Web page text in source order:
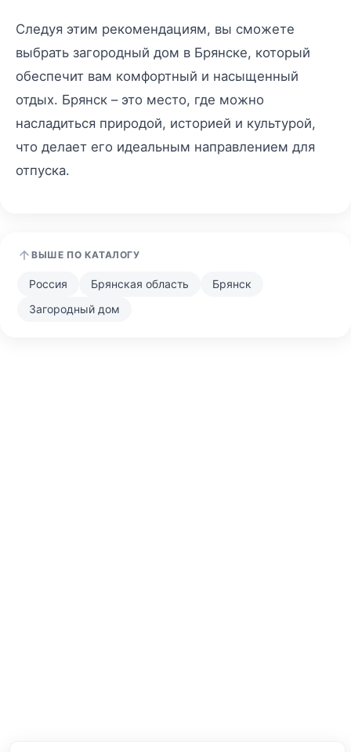
Следуя этим рекомендациям, вы сможете
выбрать загородный дом в Брянске, который
обеспечит вам комфортный и насыщенный
отдых. Брянск – это место, где можно
насладиться природой, историей и культурой,
что делает его идеальным направлением для
отпуска.
ВЫШЕ ПО КАТАЛОГУ
Россия Брянская область
Брянск
Загородный дом